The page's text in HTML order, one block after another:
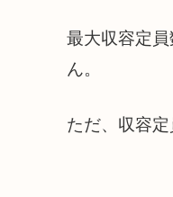
最大収容定
ん。
ただ、収容